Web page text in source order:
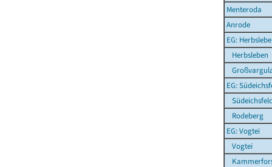
Menteroda
Anrode
EG:
Herbsleben
EG:
Rodeberg
EG: Vogtei
Vogtei